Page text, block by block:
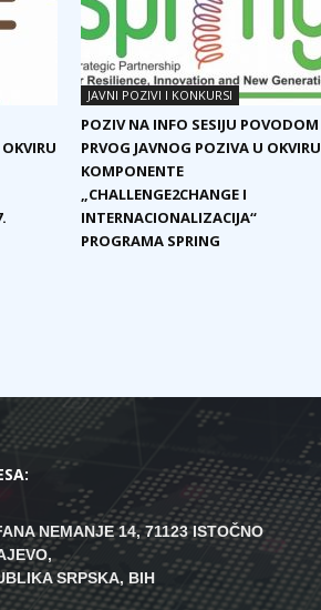
JAVNI POZIVI I KONKURSI
POZIV NA INFO SESIJU POVODOM
PRVOG JAVNOG POZIVA U OKVIRU
KOMPONENTE
„CHALLENGE2CHANGE I
INTERNACIONALIZACIJA“
PROGRAMA SPRING
NEMANJE 14, 71123 ISTOČNO
SRPSKA, BIH